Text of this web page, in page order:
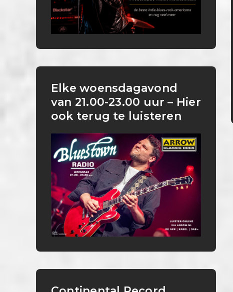
Elke woensdagavond
van 21.00-23.00 uur – Hier
ook terug te luisteren